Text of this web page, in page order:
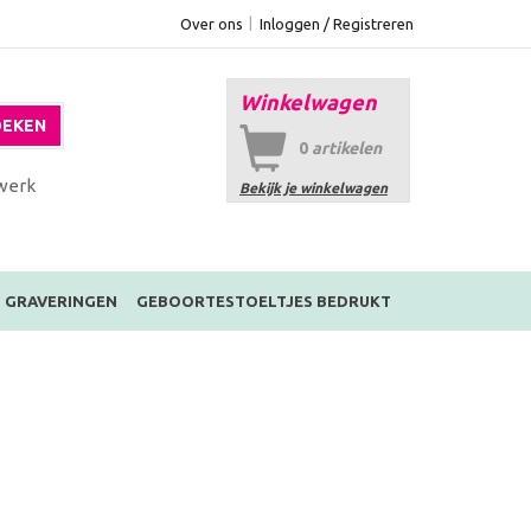
Over ons Inloggen / Registreren
Winkelwagen
0 artikelen
Bekijk je winkelwagen
GRAVERINGEN GEBOORTESTOELTJES BEDRUKT